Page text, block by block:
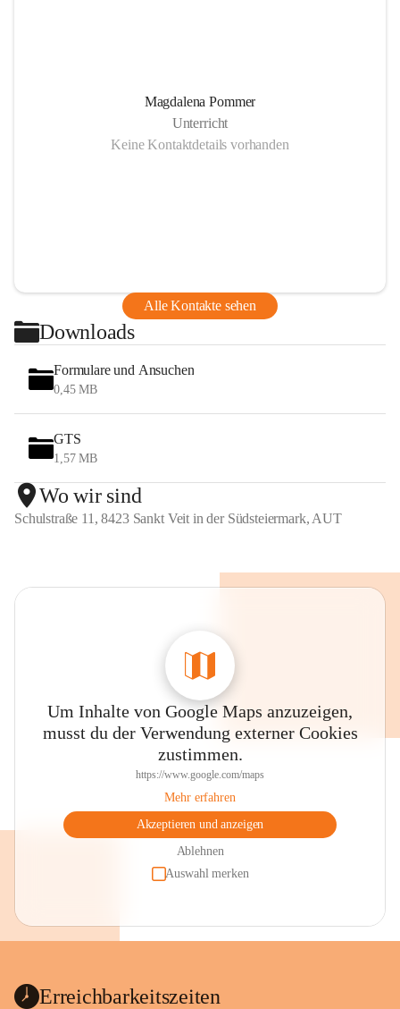
Magdalena Pommer
Unterricht
Keine Kontaktdetails vorhanden
Alle Kontakte sehen
Downloads
Formulare und Ansuchen
0,45 MB
GTS
1,57 MB
Wo wir sind
Schulstraße 11, 8423 Sankt Veit in der Südsteiermark, AUT
Um Inhalte von Google Maps anzuzeigen,
musst du der Verwendung externer Cookies
zustimmen.
https://www.google.com/maps
Mehr erfahren
Akzeptieren und anzeigen
Ablehnen
Auswahl merken
Erreichbarkeitszeiten